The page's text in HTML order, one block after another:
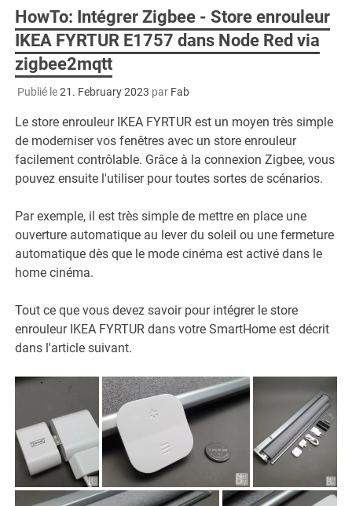
HowTo: Intégrer Zigbee - Store enrouleur
IKEA FYRTUR E1757 dans Node Red via
zigbee2mqtt
Publié le21. February 2023 par Fab
Le store enrouleur IKEA FYRTUR est un moyen très simple
de moderniser vos fenêtres avec un store enrouleur
facilement contrôlable. Grâce à la connexion Zigbee, vous
pouvez ensuite l'utiliser pour toutes sortes de scénarios.
Par exemple, il est très simple de mettre en place une
ouverture automatique au lever du soleil ou une fermeture
automatique dès que le mode cinéma est activé dans le
home cinéma.
Tout ce que vous devez savoir pour intégrer le store
enrouleur IKEA FYRTUR dans votre SmartHome est décrit
dans l'article suivant.